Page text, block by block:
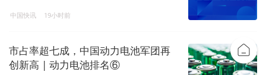
中国快讯 19小时前
市占率超七成，中国动力电池军团再
创新高 | 动力电池排名⑥